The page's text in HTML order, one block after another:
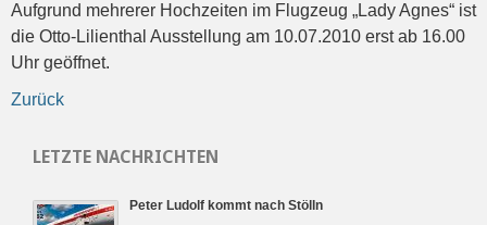
Aufgrund mehrerer Hochzeiten im Flugzeug „Lady Agnes“ ist
die Otto-Lilienthal Ausstellung am 10.07.2010 erst ab 16.00
Uhr geöffnet.
Zurück
LETZTE NACHRICHTEN
Peter Ludolf kommt nach Stölln